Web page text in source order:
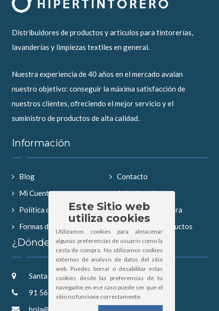
Distribuidores de productos y articulos para tintorerías,
lavanderías y limpiezas textiles en general.
Nuestra experiencia de 40 años en el mercado avalan
nuestro objetivo: conseguir la máxima satisfacción de
nuestros clientes, ofreciendo el mejor servicio y el
suministro de productos de alta calidad.
Información
Blog
Contacto
Mi Cuenta
Aviso Legal
Política de Privacidad
Condiciones compra
Formas de Pago
Búsqueda de productos
¿Dónde Estamos?
Santa Saturnina 2, 28019 Madrid
91 569 52 57
hola@hipertintorero.com
Este Sitio web
utiliza cookies
Utilizamos cookies para almacenar
algunas preferencias de usuario como la
cesta de compra. No utilizamos cookies
externas de analysis de datos del sitio
web. Puedes borrar o desabilitar estas
cookies desde las preferencias de tu
navegador,en ese caso puede ser que el
sitio no funcione correctamente.